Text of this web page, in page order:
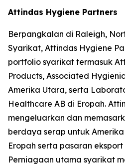
Attindas Hygiene Partners
Berpangkalan di Raleigh,
Syarikat, Attindas Hygiene
portfolio syarikat termasuk
Products, Associated
Amerika Utara, serta
Healthcare AB di Eropah.
mengeluarkan dan
berdaya serap untuk
Eropah serta pasaran
Perniagaan utama syarikat